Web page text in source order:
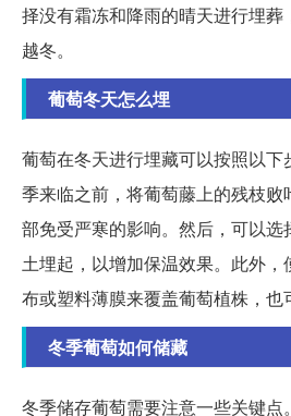
择没有霜冻和降雨的晴天进行埋葬
越冬。
葡萄冬天怎么埋
葡萄在冬天进行埋藏可以按照以下
季来临之前，将葡萄藤上的残枝败
部免受严寒的影响。然后，可以选
土埋起，以增加保温效果。此外
布或塑料薄膜来覆盖葡萄植株，也
冬季葡萄如何储藏
冬季储存葡萄需要注意一些关键